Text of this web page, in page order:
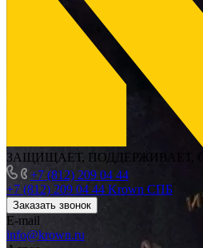
ЗАЩИЩАЕТ, ПОДДЕРЖИВАЕТ,
+7 (812) 209 04 44
+7 (812) 209 04 44 Krown СПБ
Заказать звонок
E-mail
info@krown.ru